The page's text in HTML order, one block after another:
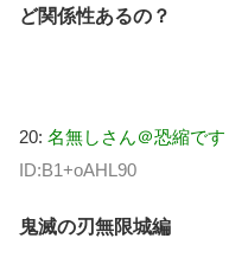
ど関係性あるの？
20: 名無しさん＠恐縮です
ID:B1+oAHL90
鬼滅の刃無限城編